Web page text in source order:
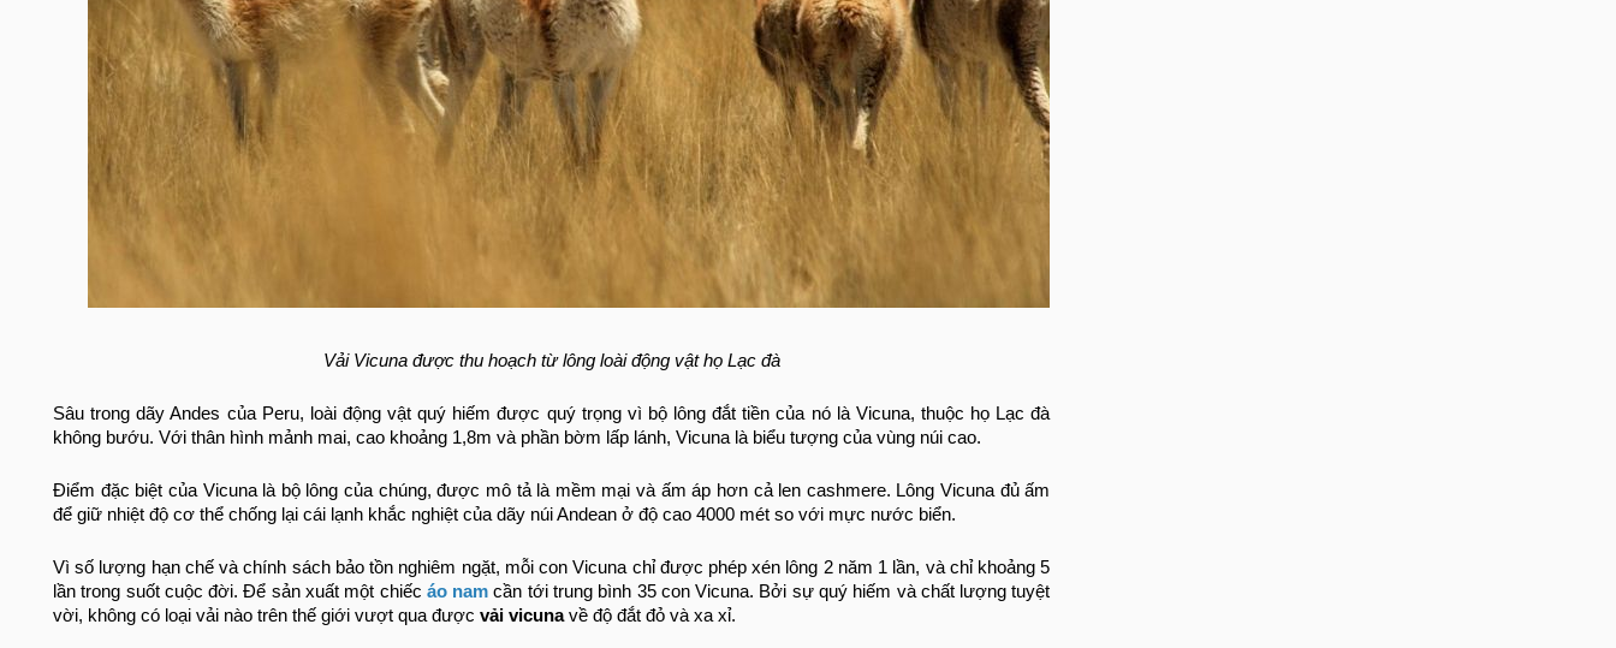
Vải Vicuna được thu hoạch từ lông loài động vật họ Lạc đà
Sâu trong dãy Andes của Peru, loài động vật quý hiếm được quý trọng vì bộ lông đắt tiền của nó là Vicuna, thuộc họ Lạc đà
không bướu. Với thân hình mảnh mai, cao khoảng 1,8m và phần bờm lấp lánh, Vicuna là biểu tượng của vùng núi cao.
Điểm đặc biệt của Vicuna là bộ lông của chúng, được mô tả là mềm mại và ấm áp hơn cả len cashmere. Lông Vicuna đủ ấm
để giữ nhiệt độ cơ thể chống lại cái lạnh khắc nghiệt của dãy núi Andean ở độ cao 4000 mét so với mực nước biển.
Vì số lượng hạn chế và chính sách bảo tồn nghiêm ngặt, mỗi con Vicuna chỉ được phép xén lông 2 năm 1 lần, và chỉ khoảng 5
lần trong suốt cuộc đời. Để sản xuất một chiếc áo nam cần tới trung bình 35 con Vicuna. Bởi sự quý hiếm và chất lượng tuyệt
vời, không có loại vải nào trên thế giới vượt qua được vải vicunavề độ đắt đỏ và xa xỉ.